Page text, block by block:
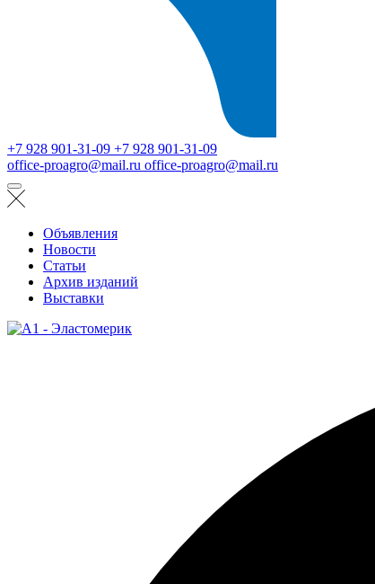
+7 928 901-31-09 +7 928 901-31-09
office-proagro@mail.ru office-proagro@mail.ru
Объявления
Новости
Статьи
Архив изданий
Выставки